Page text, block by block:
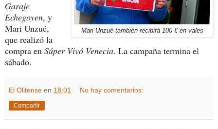
Mari Unzué también recibirá 100 € en vales
Garaje
Echegoyen, y
Mari Unzué,
que realizó la
compra en Súper Vivó Venecia. La campaña termina el
sábado.
El Olitense en 18:01 No hay comentarios:
Compartir